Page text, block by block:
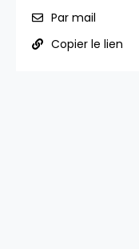
Par mail
Copier le lien